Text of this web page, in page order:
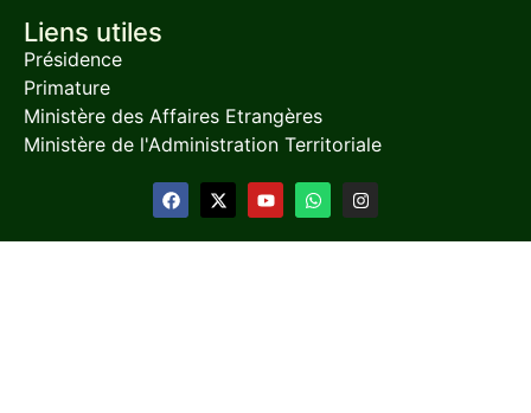
Liens utiles
Présidence
Primature
Ministère des Affaires Etrangères
Ministère de l'Administration Territoriale